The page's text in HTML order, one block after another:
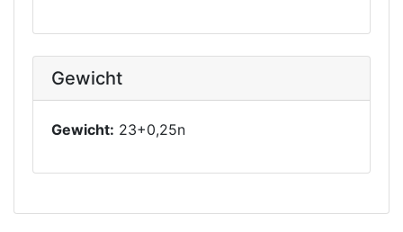
Gewicht
Gewicht: 23+0,25n